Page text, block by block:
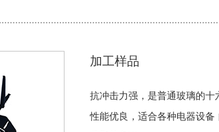
加工样品
抗冲击力强，是普通玻璃的
性能优良，适合各种电器设